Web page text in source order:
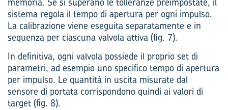
sistema regola il tempo di apertura per ogni impulso.
La calibrazione viene eseguita separatamente e in
sequenza per ciascuna valvola attiva (fig. 7).
In definitiva, ogni valvola possiede il proprio set di
parametri, ad esempio uno specifico tempo di apertura
per impulso. Le quantità in uscita misurate dal
sensore di portata corrispondono quindi ai valori di
target (fig. 8).